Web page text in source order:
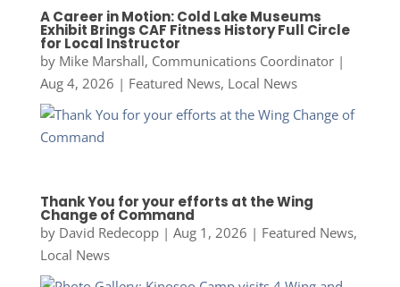
A Career in Motion: Cold Lake Museums
Exhibit Brings CAF Fitness History Full Circle
for Local Instructor
by Mike Marshall, Communications Coordinator|
Aug 4, 2026 | Featured News, Local News
Thank You for your efforts at the Wing
Change of Command
by David Redecopp| Aug 1, 2026 | Featured News,
Local News